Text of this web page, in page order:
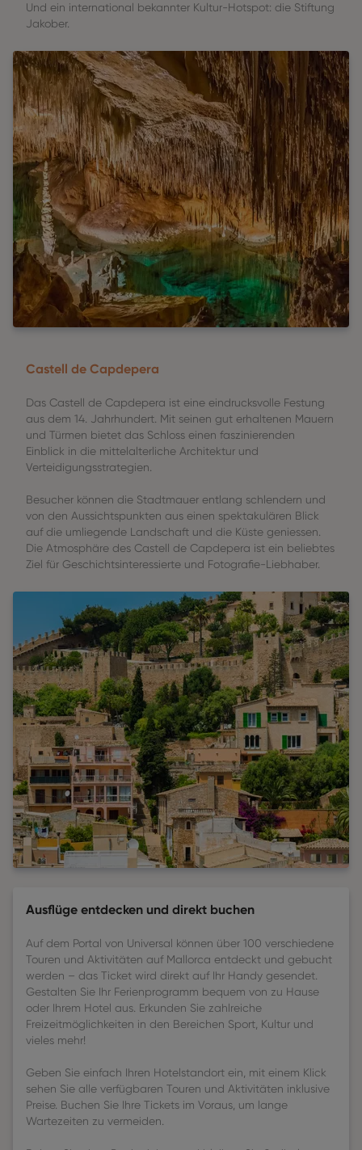
Und ein international bekannter Kultur-Hotspot: die Stiftung
Jakober.
Castell de Capdepera
Das Castell de Capdepera ist eine eindrucksvolle Festung
aus dem 14. Jahrhundert. Mit seinen gut erhaltenen Mauern
und Türmen bietet das Schloss einen faszinierenden
Einblick in die mittelalterliche Architektur und
Verteidigungsstrategien.
Besucher können die Stadtmauer entlang schlendern und
von den Aussichtspunkten aus einen spektakulären Blick
auf die umliegende Landschaft und die Küste geniessen.
Die Atmosphäre des Castell de Capdepera ist ein beliebtes
Ziel für Geschichtsinteressierte und Fotografie-Liebhaber.
Ausflüge entdecken und direkt buchen
Auf dem Portal von Universal können über 100 verschiedene
Touren und Aktivitäten auf Mallorca entdeckt und gebucht
werden – das Ticket wird direkt auf Ihr Handy gesendet.
Gestalten Sie Ihr Ferienprogramm bequem von zu Hause
oder Ihrem Hotel aus. Erkunden Sie zahlreiche
Freizeitmöglichkeiten in den Bereichen Sport, Kultur und
vieles mehr!
Geben Sie einfach Ihren Hotelstandort ein, mit einem Klick
sehen Sie alle verfügbaren Touren und Aktivitäten inklusive
Preise. Buchen Sie Ihre Tickets im Voraus, um lange
Wartezeiten zu vermeiden.